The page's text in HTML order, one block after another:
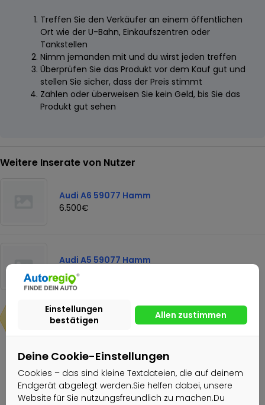
Deine Cookie-Einstellungen
Cookies – das sind kleine Textdateien, die auf deinem
Endgerät abgelegt werden.Sie helfen dabei, unsere
Website für Sie nutzungsfreundlich zu machen.Du
Treffen Sie den Verkäufer an einem öffentlichen
Ort wie der U-Bahn, Einkaufszentren oder
Tankstellen
Nimm jemanden mit und du wirst jeden treffen
Überprüfen Sie das Produkt vor dem Kauf gut und
stellen Sie sicher, dass der Preis stimmt
Zahlen oder überweisen Sie kein Geld, bis Sie das
Produkt gut sehen
Weitere Inserate von Nutzer
Audi A6 59077 Hamm
6.500€
Audi A5 59077 Hamm
29.777€
20.997€